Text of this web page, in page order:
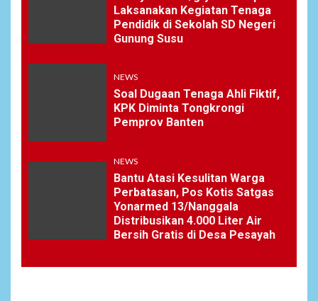
Laksanakan Kegiatan Tenaga
Pendidik di Sekolah SD Negeri
Gunung Susu
NEWS
Soal Dugaan Tenaga Ahli Fiktif,
KPK Diminta Tongkrongi
Pemprov Banten
NEWS
Bantu Atasi Kesulitan Warga
Perbatasan, Pos Kotis Satgas
Yonarmed 13/Nanggala
Distribusikan 4.000 Liter Air
Bersih Gratis di Desa Pesayah